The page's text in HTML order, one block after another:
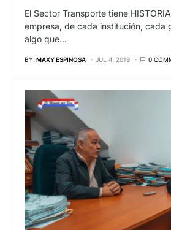
El Sector Transporte tiene
empresa, de cada institución, cada
algo que…
BY MAXY ESPINOSA JUL 4, 2019 0